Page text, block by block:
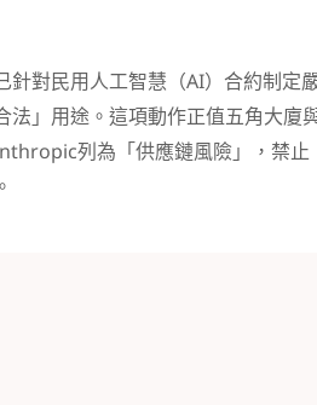
對民用人工智慧（AI）合約制定
」用途。這項動作正值五角大廈
列為「供應鏈風險」，禁止